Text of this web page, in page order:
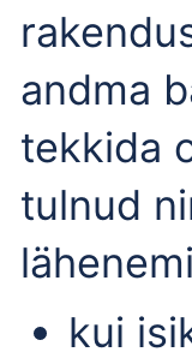
andma
tekkida
tulnud
kui